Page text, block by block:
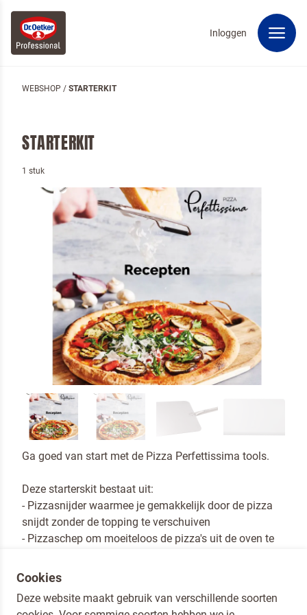
Inloggen
WEBSHOP / STARTERKIT
STARTERKIT
1 stuk
Ga goed van start met de Pizza Perfettissima tools.
Deze starterskit bestaat uit:
- Pizzasnijder waarmee je gemakkelijk door de pizza
snijdt zonder de topping te verschuiven
- Pizzaschep om moeiteloos de pizza's uit de oven te
Cookies
Deze website maakt gebruik van verschillende soorten